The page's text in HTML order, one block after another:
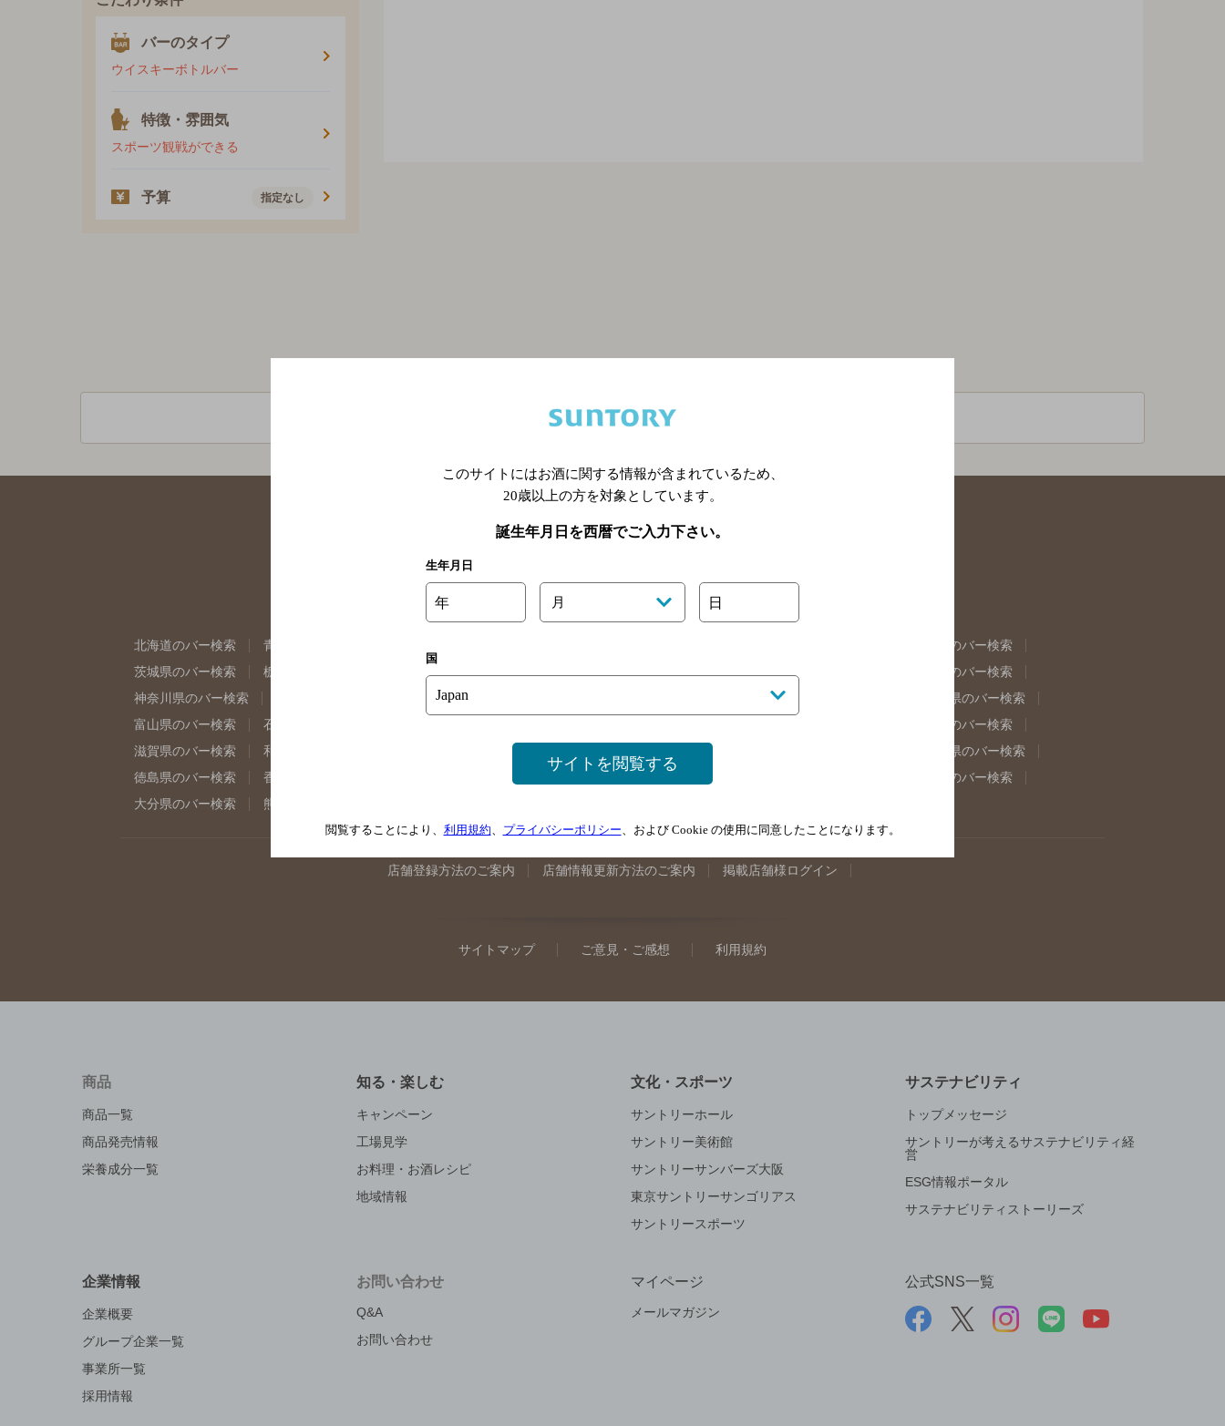
バーのタイプ
ウイスキーボトルバー
特徴・雰囲気
スポーツ観戦ができる
予算 指定なし
関連ページ
北海道のバー検索 青森県のバー検索
福島県のバー検索
茨城県のバー検索
栃木県のバー検索
東京都のバー検索
神奈川県のバー検索
埼玉県のバー検索
岐阜県のバー検索
富山県のバー検索
石川県のバー検索
奈良県のバー検索
滋賀県のバー検索
和歌山県のバー検索 山口県のバー検索
島根県のバー検索
徳島県のバー検索
香川県のバー検索
佐賀県のバー検索
大分県のバー検索
熊本県のバー検索
店舗登録方法のご案内 店舗情報更新方法のご案内 掲載店舗様ログイン
サイトマップ ご意見・ご感想 利用規約
商品
商品一覧
商品発売情報
栄養成分一覧
知る・楽しむ
キャンペーン
工場見学
お料理・お酒レシピ
地域情報
文化・スポーツ
サントリーホール
サントリー美術館
サントリーサンバーズ大阪
東京サントリーサンゴリアス
サントリースポーツ
サステナビリティ
トップメッセージ
サントリーが考えるサステナビリティ経
営
ESG情報ポータル
サステナビリティストーリーズ
企業情報
企業概要
グループ企業一覧
事業所一覧
採用情報
お問い合わせ
Q&A
お問い合わせ
マイページ
メールマガジン
公式SNS一覧
このサイトにはお酒に関する情報が含まれているため、
20歳以上の方を対象としています。
誕生年月日を西暦でご入力下さい。
生年月日
年 月 日
国
サイトを閲覧する
閲覧することにより、 利用規約、 プライバシーポリシー、および Cookie の使用に同意したことになります。